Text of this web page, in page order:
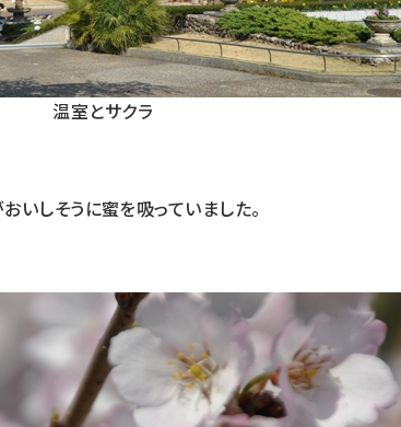
温室とサクラ
いしそうに蜜を吸っていました。